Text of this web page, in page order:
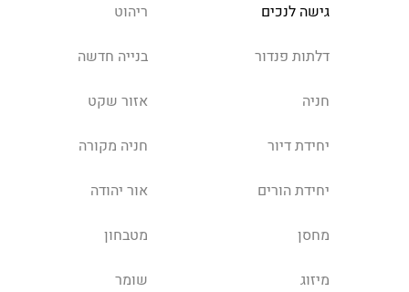
גישה לנכים ריהוט
דלתות פנדור בנייה חדשה
חניה אזור שקט
יחידת דיור חניה מקורה
יחידת הורים אור יהודה
מחסן מטבחון
מיזוג שומר